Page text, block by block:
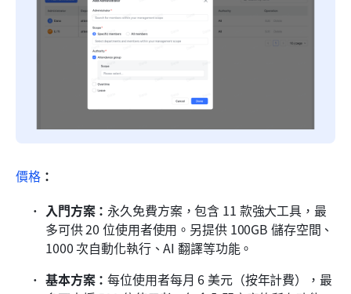
價格：
入門方案： 永久免費方案，包含 11 款強大工具，最
多可供 20 位使用者使用。另提供 100GB 儲存空間、
1000 次自動化執行、AI 翻譯等功能。
基本方案：每位使用者每月 6 美元（按年計費），最